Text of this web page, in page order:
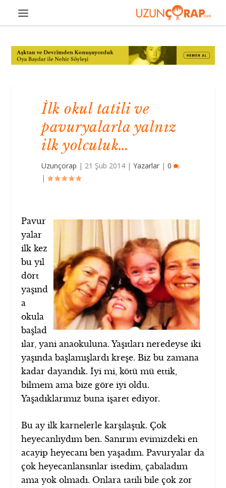
İlk okul tatili ve
pavuryalarla yalnız
ilk yolculuk…
Uzunçorap | 21 Şub 2014 |Yazarlar |0
|
Pavur
yalar
ilk kez
bu yıl
dört
yaşınd
a
okula
başlad
ılar, yani anaokuluna. Yaşıtları neredeyse iki
yaşında başlamışlardı kreşe. Biz bu zamana
kadar dayandık. İyi mi, kötü mü ettik,
bilmem ama bize göre iyi oldu.
Yaşadıklarımız buna işaret ediyor.
Bu ay ilk karnelerle karşılaştık. Çok
heyecanlıydım ben. Sanırım evimizdeki en
acayip heyecanı ben yaşadım. Pavuryalar da
çok heyecanlansınlar istedim, çabaladım
ama yok olmadı. Onlara tatili bile çok zor